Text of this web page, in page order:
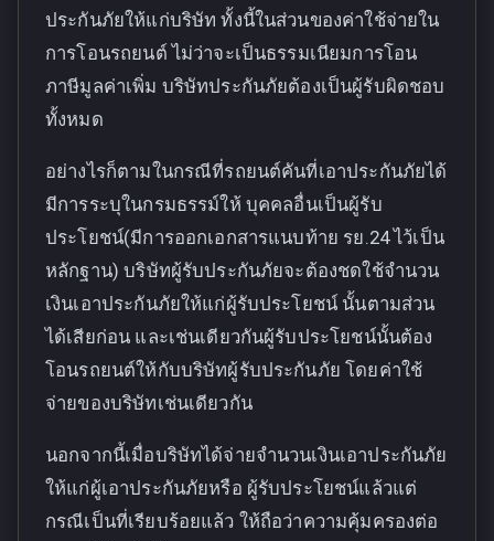
ประกันภัยให้แก่บริษัท ทั้งนี้ในส่วนของค่าใช้จ่ายใน
การโอนรถยนต์ ไม่ว่าจะเป็นธรรมเนียมการโอน
ภาษีมูลค่าเพิ่ม บริษัทประกันภัยต้องเป็นผู้รับผิดชอบ
ทั้งหมด
อย่างไรก็ตามในกรณีที่รถยนต์คันที่เอาประกันภัยได้
มีการระบุในกรมธรรม์ให้ บุคคลอื่นเป็นผู้รับ
ประโยชน์(มีการออกเอกสารแนบท้าย รย.24 ไว้เป็น
หลักฐาน) บริษัทผู้รับประกันภัยจะต้องชดใช้จำนวน
เงินเอาประกันภัยให้แก่ผู้รับประโยชน์ นั้นตามส่วน
ได้เสียก่อน และเช่นเดียวกันผู้รับประโยชน์นั้นต้อง
โอนรถยนต์ให้กับบริษัทผู้รับประกันภัย โดยค่าใช้
จ่ายของบริษัทเช่นเดียวกัน
นอกจากนี้เมื่อบริษัทได้จ่ายจำนวนเงินเอาประกันภัย
ให้แก่ผู้เอาประกันภัยหรือ ผู้รับประโยชน์แล้วแต่
กรณีเป็นที่เรียบร้อยแล้ว ให้ถือว่าความคุ้มครองต่อ